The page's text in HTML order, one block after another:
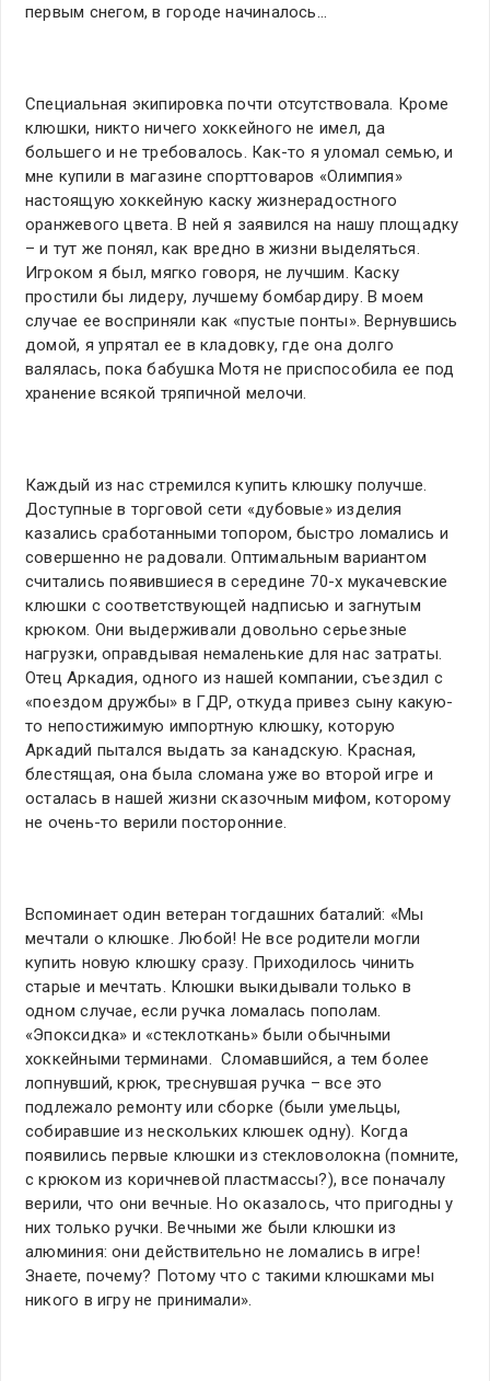
первым снегом, в городе начиналось…
Специальная экипировка почти отсутствовала. Кроме
клюшки, никто ничего хоккейного не имел, да
большего и не требовалось. Как-то я уломал семью, и
мне купили в магазине спорттоваров «Олимпия»
настоящую хоккейную каску жизнерадостного
оранжевого цвета. В ней я заявился на нашу площадку
– и тут же понял, как вредно в жизни выделяться.
Игроком я был, мягко говоря, не лучшим. Каску
простили бы лидеру, лучшему бомбардиру. В моем
случае ее восприняли как «пустые понты». Вернувшись
домой, я упрятал ее в кладовку, где она долго
валялась, пока бабушка Мотя не приспособила ее под
хранение всякой тряпичной мелочи.
Каждый из нас стремился купить клюшку получше.
Доступные в торговой сети «дубовые» изделия
казались сработанными топором, быстро ломались и
совершенно не радовали. Оптимальным вариантом
считались появившиеся в середине 70-х мукачевские
клюшки с соответствующей надписью и загнутым
крюком. Они выдерживали довольно серьезные
нагрузки, оправдывая немаленькие для нас затраты.
Отец Аркадия, одного из нашей компании, съездил с
«поездом дружбы» в ГДР, откуда привез сыну какую-
то непостижимую импортную клюшку, которую
Аркадий пытался выдать за канадскую. Красная,
блестящая, она была сломана уже во второй игре и
осталась в нашей жизни сказочным мифом, которому
не очень-то верили посторонние.
Вспоминает один ветеран тогдашних баталий: «Мы
мечтали о клюшке. Любой! Не все родители могли
купить новую клюшку сразу. Приходилось чинить
старые и мечтать. Клюшки выкидывали только в
одном случае, если ручка ломалась пополам.
«Эпоксидка» и «стеклоткань» были обычными
хоккейными терминами. Сломавшийся, а тем более
лопнувший, крюк, треснувшая ручка – все это
подлежало ремонту или сборке (были умельцы,
собиравшие из нескольких клюшек одну). Когда
появились первые клюшки из стекловолокна (помните,
с крюком из коричневой пластмассы?), все поначалу
верили, что они вечные. Но оказалось, что пригодны у
них только ручки. Вечными же были клюшки из
алюминия: они действительно не ломались в игре!
Знаете, почему? Потому что с такими клюшками мы
никого в игру не принимали».